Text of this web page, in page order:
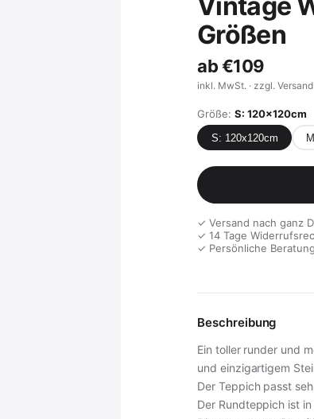
Größen
ab€109
inkl. MwSt. · zzgl. Versand
Größe: S: 120x120cm
S: 120x120cm
✓ Versand nach ganz
✓ 14 Tage
✓ Persönliche Beratung
Beschreibung
Ein toller runder und
und einzigartigem
Der Teppich passt
Der Rundteppich ist